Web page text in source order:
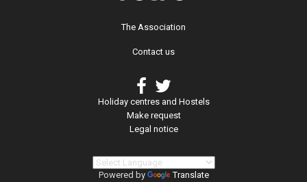
The Association
Contact us
Holiday centres and Hostels
Make request
Legal notice
Powered by Translate